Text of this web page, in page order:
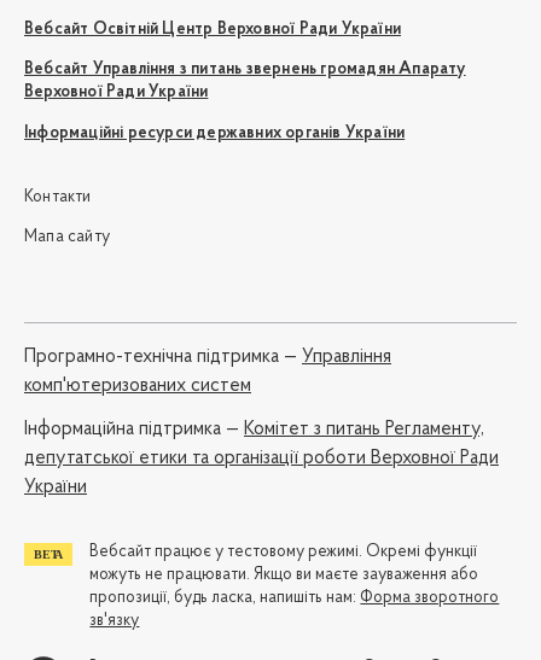
Вебсайт Освітній Центр Верховної Ради України
Вебсайт Управління з питань звернень громадян Апарату
Верховної Ради України
Інформаційні ресурси державних органів України
Контакти
Мапа сайту
Програмно-технічна підтримка — Управління
комп'ютеризованих систем
Iнформаційна підтримка — Комітет з питань Регламенту,
депутатської етики та організації роботи Верховної Ради
України
Вебсайт працює у тестовому режимі. Окремі функції
можуть не працювати. Якщо ви маєте зауваження або
пропозиції, будь ласка, напишіть нам: Форма зворотного
зв'язку